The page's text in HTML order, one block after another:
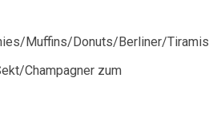
Muffins/Donuts/Berliner/
Champagner zum